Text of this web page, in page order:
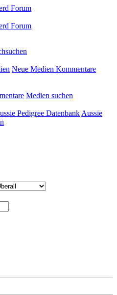
Neue Medien Kommentare
Medien suchen
Pedigree Datenbank Aussie